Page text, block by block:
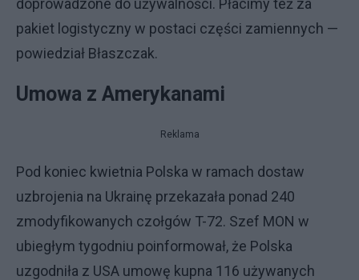
doprowadzone do używalności. Płacimy też za
pakiet logistyczny w postaci części zamiennych —
powiedział Błaszczak.
Umowa z Amerykanami
Reklama
Pod koniec kwietnia Polska w ramach dostaw
uzbrojenia na Ukrainę przekazała ponad 240
zmodyfikowanych czołgów T-72. Szef MON w
ubiegłym tygodniu poinformował, że Polska
uzgodniła z USA umowę kupna 116 używanych